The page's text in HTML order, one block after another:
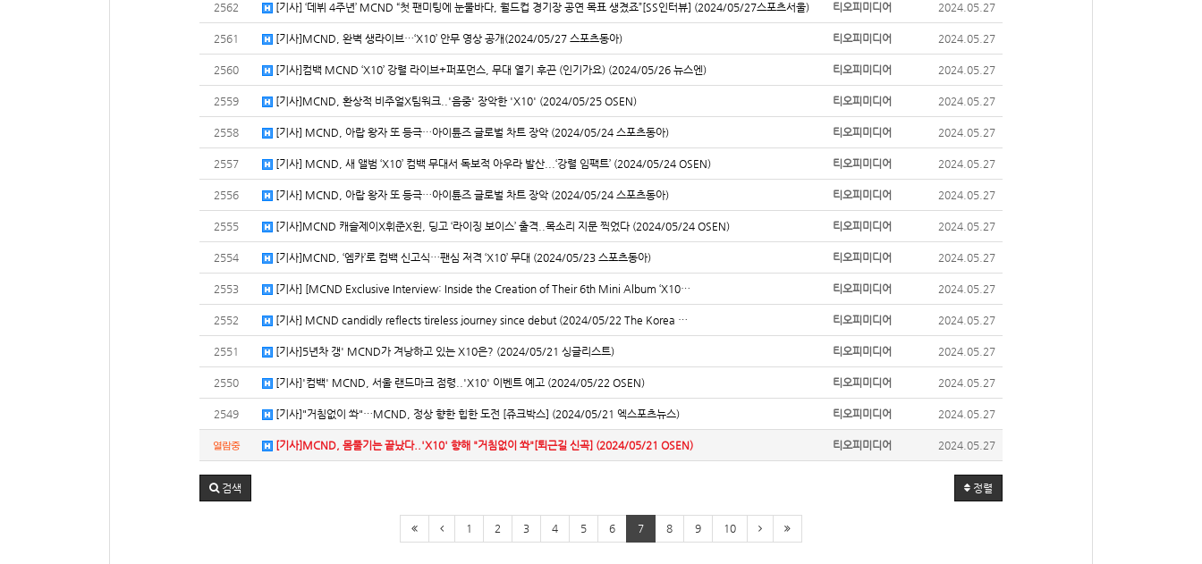
2562 [기사] ‘데뷔 4주년’ MCND “첫 팬미팅에 눈물바다, 월드컵 경기장 공연 목표 생겼죠”[SS인터뷰] (2024/05/27스포츠서울) 티오피미디어 2024.05.27
2561 [기사]MCND, 완벽 생라이브…‘X10’ 안무 영상 공개(2024/05/27 스포츠동아) 티오피미디어 2024.05.27
2560 [기사]컴백 MCND ‘X10’ 강렬 라이브+퍼포먼스, 무대 열기 후끈 (인기가요) (2024/05/26 뉴스엔) 티오피미디어 2024.05.27
2559 [기사]MCND, 환상적 비주얼X팀워크..'음중' 장악한 'X10' (2024/05/25 OSEN) 티오피미디어 2024.05.27
2558 [기사] MCND, 아랍 왕자 또 등극…아이튠즈 글로벌 차트 장악 (2024/05/24 스포츠동아) 티오피미디어 2024.05.27
2557 [기사] MCND, 새 앨범 ‘X10’ 컴백 무대서 독보적 아우라 발산...‘강렬 임팩트’ (2024/05/24 OSEN) 티오피미디어 2024.05.27
2556 [기사] MCND, 아랍 왕자 또 등극…아이튠즈 글로벌 차트 장악 (2024/05/24 스포츠동아) 티오피미디어 2024.05.27
2555 [기사]MCND 캐슬제이X휘준X윈, 딩고 ‘라이징 보이스’ 출격..목소리 지문 찍었다 (2024/05/24 OSEN) 티오피미디어 2024.05.27
2554 [기사]MCND, ‘엠카’로 컴백 신고식…팬심 저격 ‘X10’ 무대 (2024/05/23 스포츠동아) 티오피미디어 2024.05.27
2553 [기사] [MCND Exclusive Interview: Inside the Creation of Their 6th Mini Album ‘X10… 티오피미디어 2024.05.27
2552 [기사] MCND candidly reflects tireless journey since debut (2024/05/22 The Korea … 티오피미디어 2024.05.27
2551 [기사]5년차 갱' MCND가 겨낭하고 있는 X10은? (2024/05/21 싱글리스트) 티오피미디어 2024.05.27
2550 [기사]'컴백' MCND, 서울 랜드마크 점령..'X10' 이벤트 예고 (2024/05/22 OSEN) 티오피미디어 2024.05.27
2549 [기사]"거침없이 쏴"…MCND, 정상 향한 힙한 도전 [쥬크박스] (2024/05/21 엑스포츠뉴스) 티오피미디어 2024.05.27
열람중 [기사]MCND, 몸풀기는 끝났다..'X10' 향해 "거침없이 쏴"[퇴근길 신곡] (2024/05/21 OSEN) 티오피미디어 2024.05.27
정렬
검색
1 2 3 4 5 6 7 8 9 10